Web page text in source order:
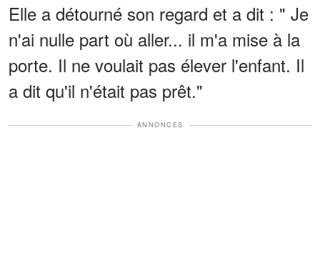
Elle a détourné son regard et a dit : " Je
n'ai nulle part où aller... il m'a mise à la
porte. Il ne voulait pas élever l'enfant. Il
a dit qu'il n'était pas prêt."
ANNONCES